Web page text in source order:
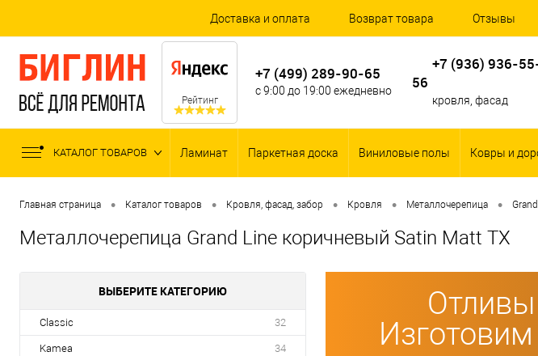
Доставка и оплата Возврат товара Отзывы
Рейтинг
+7 (499) 289-90-65
с 9:00 до 19:00 ежедневно
+7 (936) 936-
56
кровля, фасад
КАТАЛОГ ТОВАРОВ Ламинат Паркетная доска Виниловые полы Ковры и
Главная страница • Каталог товаров • Кровля, фасад, забор • Кровля • Металлочерепица •
Металлочерепица Grand Line коричневый Satin Matt TX
ВЫБЕРИТЕ КАТЕГОРИЮ
Classic 32
Kamea 34